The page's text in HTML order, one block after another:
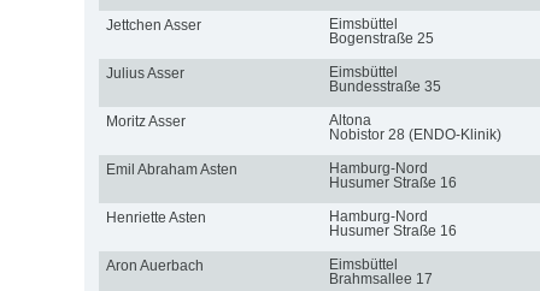
Jettchen Asser
Eimsbüttel
Bogenstraße 25
Julius Asser
Eimsbüttel
Bundesstraße 35
Moritz Asser
Altona
Nobistor 28 (ENDO-Klinik)
Emil Abraham Asten
Hamburg-Nord
Husumer Straße 16
Henriette Asten
Hamburg-Nord
Husumer Straße 16
Aron Auerbach
Eimsbüttel
Brahmsallee 17